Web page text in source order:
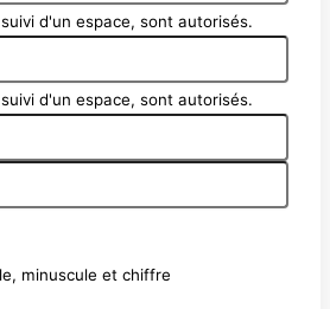
d'un espace, sont autorisés.
d'un espace, sont autorisés.
minuscule et chiffre